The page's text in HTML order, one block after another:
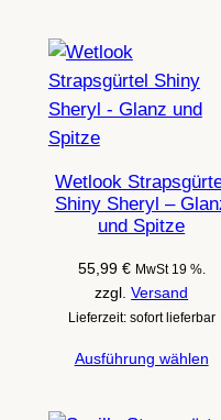
Wetlook
Shiny Sheryl –
und Spitze
55,99 € MwSt 19 %.
zzgl.Versand
Lieferzeit: sofort lieferbar
Ausführung wählen